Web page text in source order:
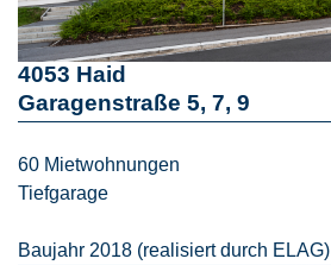
4053 Haid
Garagenstraße 5, 7, 9
60 Mietwohnungen
Tiefgarage
Baujahr 2018 (realisiert durch ELAG)